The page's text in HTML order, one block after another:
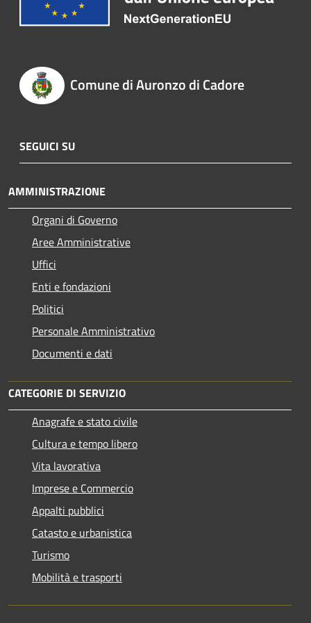
Comune di Auronzo di Cadore
SEGUICI SU
AMMINISTRAZIONE
Organi di Governo
Aree Amministrative
Uffici
Enti e fondazioni
Politici
Personale Amministrativo
Documenti e dati
CATEGORIE DI SERVIZIO
Anagrafe e stato civile
Cultura e tempo libero
Vita lavorativa
Imprese e Commercio
Appalti pubblici
Catasto e urbanistica
Turismo
Mobilità e trasporti